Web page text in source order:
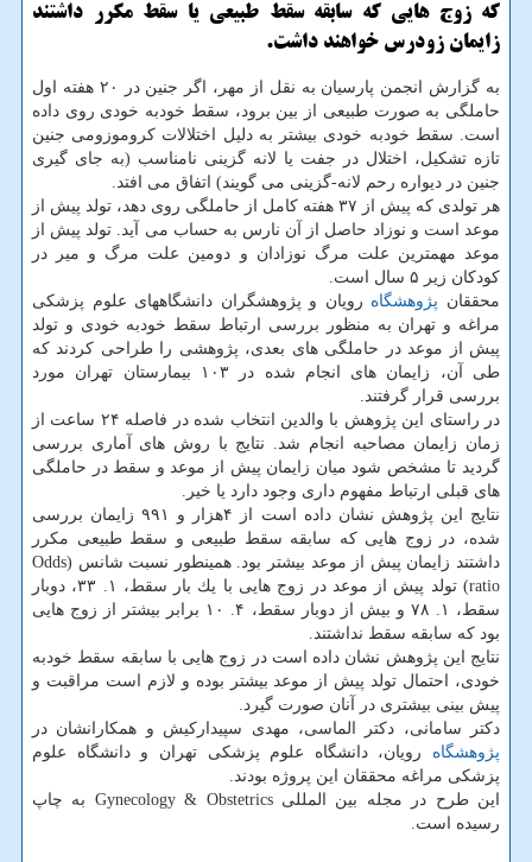
كه زوج هایی كه سابقه سقط طبیعی یا سقط مكرر داشتند
زایمان زودرس خواهند داشت.
به گزارش انجمن پارسیان به نقل از مهر، اگر جنین در ۲۰ هفته اول
حاملگی به صورت طبیعی از بین برود، سقط خودبه خودی روی داده
است. سقط خودبه خودی بیشتر به دلیل اختلالات كروموزومی جنین
تازه تشكیل، اختلال در جفت یا لانه گزینی نامناسب (به جای گیری
جنین در دیواره رحم لانه-گزینی می گویند) اتفاق می افتد.
هر تولدی كه پیش از ۳۷ هفته كامل از حاملگی روی دهد، تولد پیش از
موعد است و نوزاد حاصل از آن نارس به حساب می آید. تولد پیش از
موعد مهمترین علت مرگ نوزادان و دومین علت مرگ و میر در
كودكان زیر ۵ سال است.
محققان پژوهشگاه رویان و پژوهشگران دانشگاههای علوم پزشكی
مراغه و تهران به منظور بررسی ارتباط سقط خودبه خودی و تولد
پیش از موعد در حاملگی های بعدی، پژوهشی را طراحی كردند كه
طی آن، زایمان های انجام شده در ۱۰۳ بیمارستان تهران مورد
بررسی قرار گرفتند.
در راستای این پژوهش با والدین انتخاب شده در فاصله ۲۴ ساعت از
زمان زایمان مصاحبه انجام شد. نتایج با روش های آماری بررسی
گردید تا مشخص شود میان زایمان پیش از موعد و سقط در حاملگی
های قبلی ارتباط مفهوم داری وجود دارد یا خیر.
نتایج این پژوهش نشان داده است از ۴هزار و ۹۹۱ زایمان بررسی
شده، در زوج هایی كه سابقه سقط طبیعی و سقط طبیعی مكرر
داشتند زایمان پیش از موعد بیشتر بود. همینطور نسبت شانس (Odds
ratio) تولد پیش از موعد در زوج هایی با یك بار سقط، ۱. ۳۳، دوبار
سقط، ۱. ۷۸ و بیش از دوبار سقط، ۴. ۱۰ برابر بیشتر از زوج هایی
بود كه سابقه سقط نداشتند.
نتایج این پژوهش نشان داده است در زوج هایی با سابقه سقط خودبه
خودی، احتمال تولد پیش از موعد بیشتر بوده و لازم است مراقبت و
پیش بینی بیشتری در آنان صورت گیرد.
دكتر سامانی، دكتر الماسی، مهدی سپیداركیش و همكارانشان در
پژوهشگاه رویان، دانشگاه علوم پزشكی تهران و دانشگاه علوم
پزشكی مراغه محققان این پروژه بودند.
این طرح در مجله بین المللی Gynecology & Obstetrics به چاپ
رسیده است.